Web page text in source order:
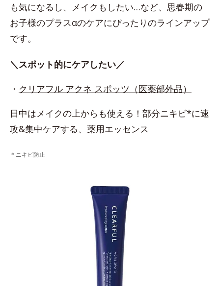
も気になるし、メイクもしたい…など、思春期の
お子様のプラスαのケアにぴったりのラインアップ
です。
＼スポット的にケアしたい／
・ クリアフル アクネ スポッツ（医薬部外品）
日中はメイクの上からも使える！部分ニキビ*に速
攻&集中ケアする、薬用エッセンス
＊ニキビ防止